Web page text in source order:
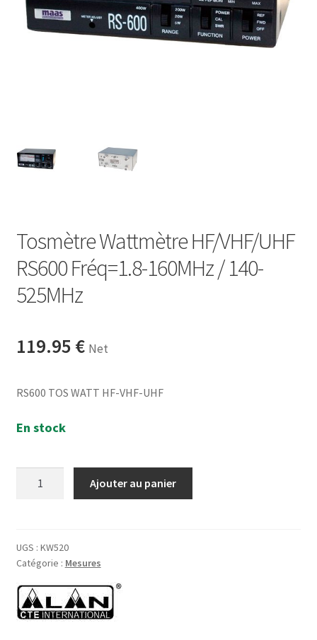
Tosmètre Wattmètre HF/VHF/UHF
RS600 Fréq=1.8-160MHz / 140-
525MHz
119.95 € Net
RS600 TOS WATT HF-VHF-UHF
En stock
HF/VHF/UHF
RS600
Fréq=1.8-
160MHz
/
Ajouter au panier
UGS : KW520
Catégorie : Mesures